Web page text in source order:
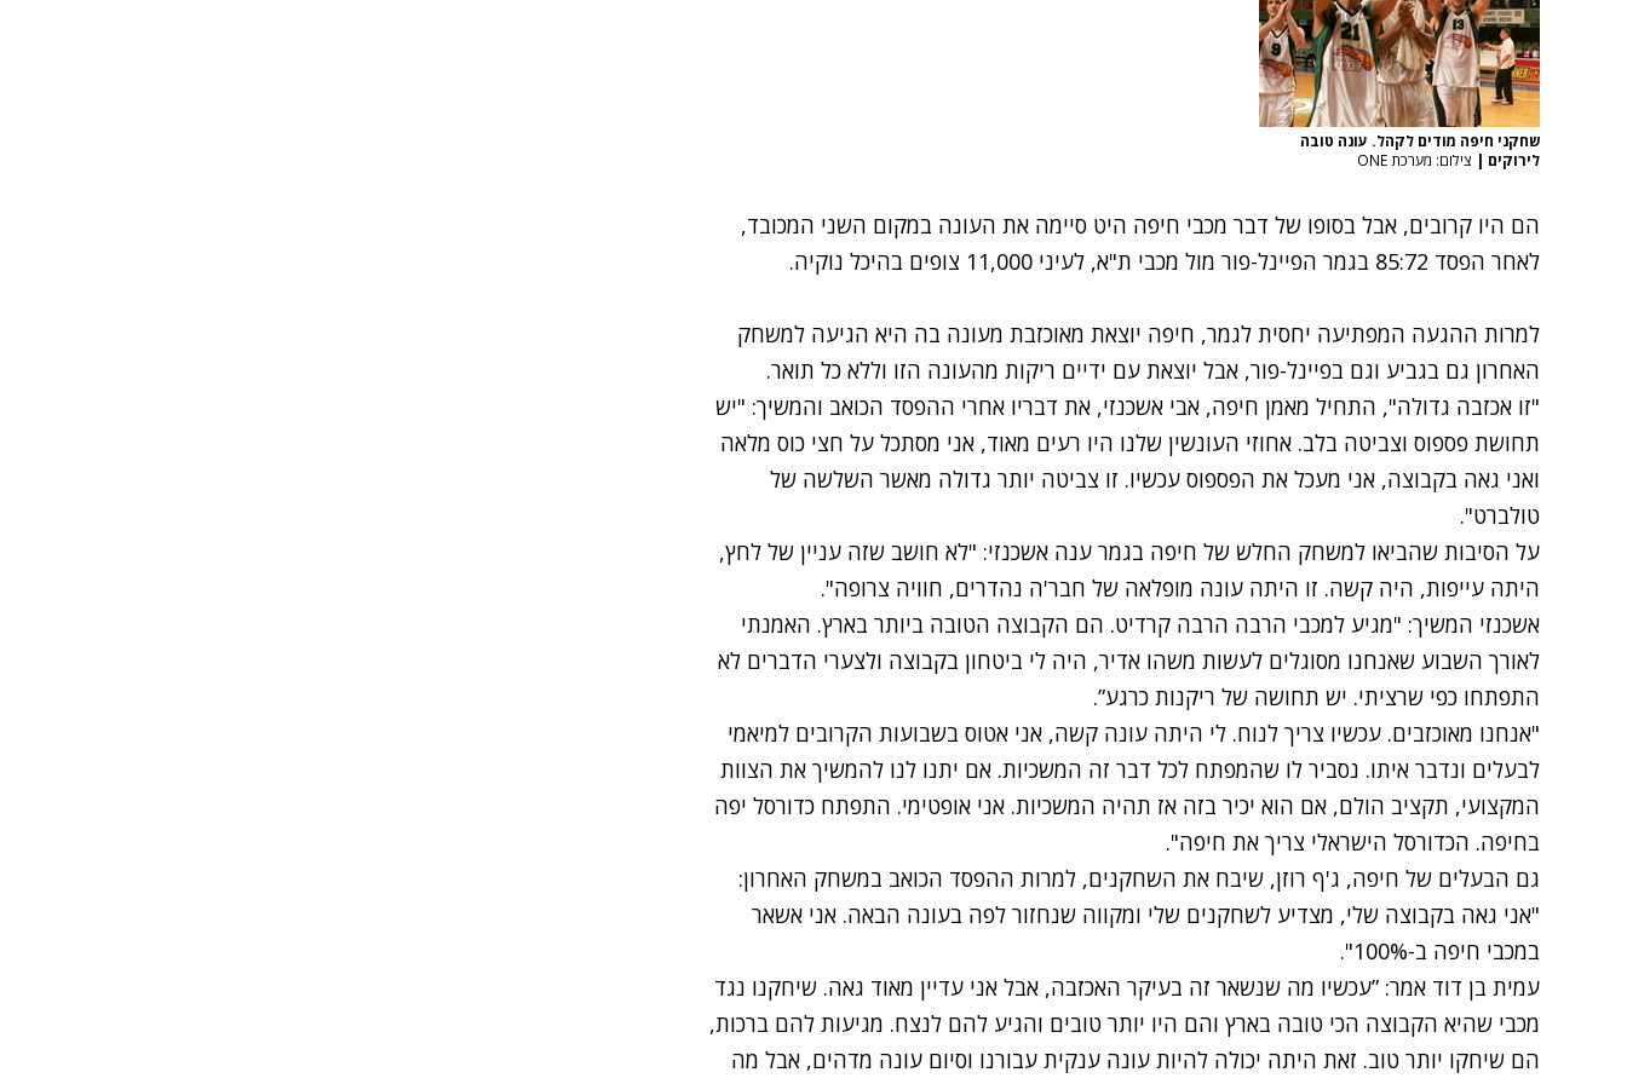
שחקני חיפה מודים לקהל. עונה טובה
לירוקים | צילום: מערכת ONE
הם היו קרובים, אבל בסופו של דבר מכבי חיפה היט סיימה את העונה במקום השני המכובד,
לאחר הפסד 85:72
בגמר הפיינל-פור מול מכבי ת"א, לעיני 11,000 צופים בהיכל נוקיה.
למרות ההגעה המפתיעה יחסית לגמר, חיפה יוצאת מאוכזבת מעונה בה היא הגיעה למשחק
האחרון גם בגביע וגם בפיינל-פור, אבל יוצאת עם ידיים ריקות מהעונה הזו וללא כל תואר.
"זו אכזבה גדולה", התחיל מאמן חיפה, אבי אשכנזי, את דבריו אחרי ההפסד הכואב והמשיך: "יש
תחושת פספוס וצביטה בלב. אחוזי העונשין שלנו היו רעים מאוד, אני מסתכל על חצי כוס מלאה
ואני גאה בקבוצה, אני מעכל את הפספוס עכשיו. זו צביטה יותר גדולה מאשר השלשה של
טולברט".
על הסיבות שהביאו למשחק החלש של חיפה בגמר ענה אשכנזי: "לא חושב שזה עניין של לחץ,
היתה עייפות, היה קשה. זו היתה עונה מופלאה של חבר'ה נהדרים, חוויה צרופה".
אשכנזי המשיך: "מגיע למכבי הרבה הרבה קרדיט. הם הקבוצה הטובה ביותר בארץ. האמנתי
לאורך השבוע שאנחנו מסוגלים לעשות משהו אדיר, היה לי ביטחון בקבוצה ולצערי הדברים לא
התפתחו כפי שרציתי. יש תחושה של ריקנות כרגע”.
"אנחנו מאוכזבים. עכשיו צריך לנוח. לי היתה עונה קשה, אני אטוס בשבועות הקרובים למיאמי
לבעלים ונדבר איתו. נסביר לו שהמפתח לכל דבר זה המשכיות. אם יתנו לנו להמשיך את הצוות
המקצועי, תקציב הולם, אם הוא יכיר בזה אז תהיה המשכיות. אני אופטימי. התפתח כדורסל יפה
בחיפה. הכדורסל הישראלי צריך את חיפה".
גם הבעלים של חיפה, ג'ף רוזן, שיבח את השחקנים, למרות ההפסד הכואב במשחק האחרון:
"אני גאה בקבוצה שלי, מצדיע לשחקנים שלי ומקווה שנחזור לפה בעונה הבאה. אני אשאר
במכבי חיפה ב-100%".
עמית בן דוד אמר: ”עכשיו מה שנשאר זה בעיקר האכזבה, אבל אני עדיין מאוד גאה. שיחקנו נגד
מכבי שהיא הקבוצה הכי טובה בארץ והם היו יותר טובים והגיע להם לנצח. מגיעות להם ברכות,
הם שיחקו יותר טוב. זאת היתה יכולה להיות עונה ענקית עבורנו וסיום עונה מדהים, אבל מה